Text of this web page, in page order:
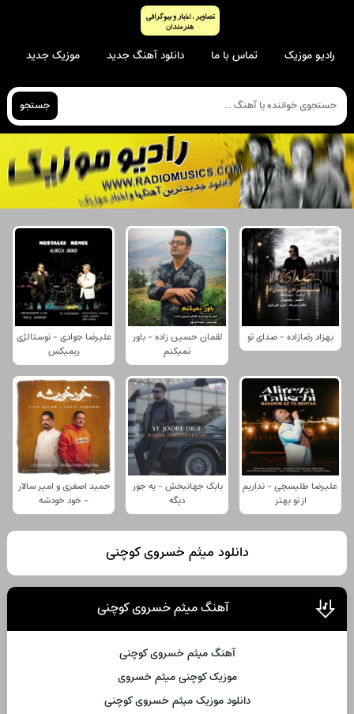
رادیو موزیک تماس با ما دانلود آهنگ جدید موزیک جدید
جستجو
بهزاد رضازاده - صدای تو
لقمان حسین زاده - باور
نمیکنم
علیرضا جوادی - نوستالژی
ریمیکس
علیرضا طلیسچی - نداریم
از تو بهتر
بابک جهانبخش - یه جور
دیگه
حمید اصغری و امیر سالار
- خود خودشه
دانلود میثم خسروی کوچنی
آهنگ میثم خسروی کوچنی
آهنگ میثم خسروی کوچنی
موزیک کوچنی میثم خسروی
دانلود موزیک میثم خسروی کوچنی